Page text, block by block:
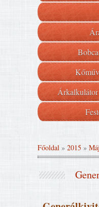
Árkalkulátor
Főoldal » 2015 »